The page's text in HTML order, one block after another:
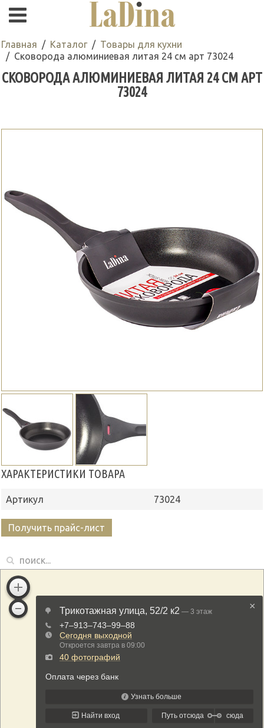
Главная Каталог
Товары для кухни
Сковорода алюминиевая литая 24 см арт 73024
СКОВОРОДА АЛЮМИНИЕВАЯ ЛИТАЯ 24 СМ АРТ
73024
ХАРАКТЕРИСТИКИ ТОВАРА
Артикул 73024
Получить прайс-лист